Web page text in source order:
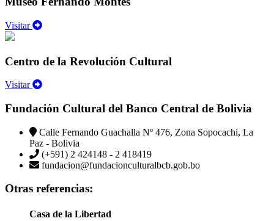
Visitar
Centro de la Revolución Cultural
Visitar
Fundación Cultural del Banco Central de Bolivia
Calle Fernando Guachalla Nº 476, Zona Sopocachi, La
Paz - Bolivia
(+591) 2 424148 - 2 418419
fundacion@fundacionculturalbcb.gob.bo
Otras referencias:
Casa de la Libertad